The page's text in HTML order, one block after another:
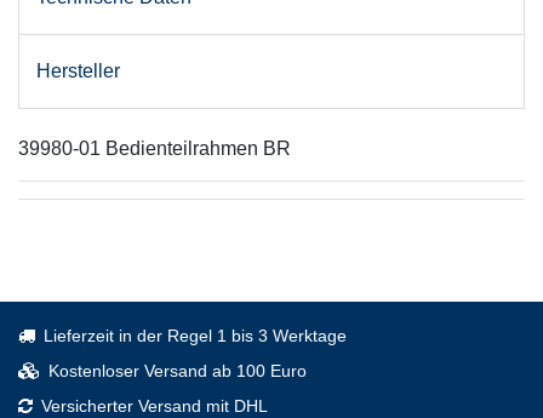
Hersteller
39980-01 Bedienteilrahmen BR
Lieferzeit in der Regel 1 bis 3 Werktage
Kostenloser Versand ab 100 Euro
Versicherter Versand mit DHL